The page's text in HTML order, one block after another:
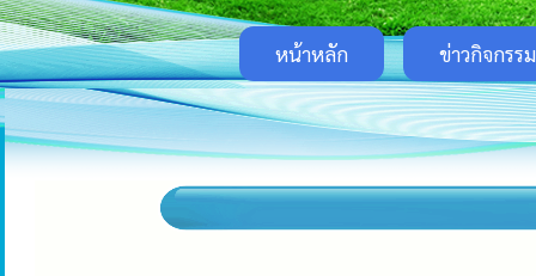
หน้าหลัก ข่าวกิจกรรม